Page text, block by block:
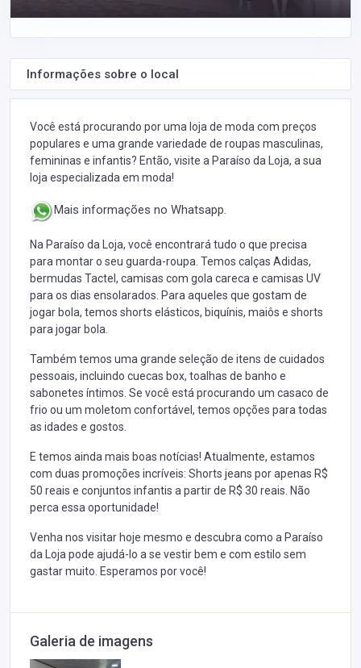
Informações sobre o local
Você está procurando por uma loja de moda com preços
populares e uma grande variedade de roupas masculinas,
femininas e infantis? Então, visite a Paraíso da Loja, a sua
loja especializada em moda!
Mais informações no Whatsapp.
Na Paraíso da Loja, você encontrará tudo o que precisa
para montar o seu guarda-roupa. Temos calças Adidas,
bermudas Tactel, camisas com gola careca e camisas UV
para os dias ensolarados. Para aqueles que gostam de
jogar bola, temos shorts elásticos, biquínis, maiôs e shorts
para jogar bola.
Também temos uma grande seleção de itens de cuidados
pessoais, incluindo cuecas box, toalhas de banho e
sabonetes íntimos. Se você está procurando um casaco de
frio ou um moletom confortável, temos opções para todas
as idades e gostos.
E temos ainda mais boas notícias! Atualmente, estamos
com duas promoções incríveis: Shorts jeans por apenas R$
50 reais e conjuntos infantis a partir de R$ 30 reais. Não
perca essa oportunidade!
Venha nos visitar hoje mesmo e descubra como a Paraíso
da Loja pode ajudá-lo a se vestir bem e com estilo sem
gastar muito. Esperamos por você!
Galeria de imagens